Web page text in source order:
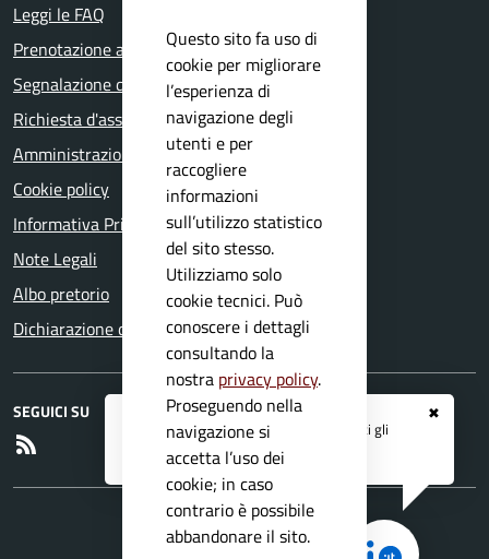
✖
Registrati ai serviziAPP IO
e ricevi tutti gli
aggiornamenti dall'Ente
Leggi le FAQ
Prenotazione appuntamento
Segnalazione disservizio
Richiesta d'assistenza
Amministrazione trasparente
Cookie policy
Informativa Privacy
Note Legali
Albo pretorio
Dichiarazione di accessibilità
SEGUICI SU
Questo sito fa uso di
cookie per migliorare
l’esperienza di
navigazione degli
utenti e per
raccogliere
informazioni
sull’utilizzo statistico
del sito stesso.
Utilizziamo solo
cookie tecnici. Può
conoscere i dettagli
consultando la
nostra privacy policy.
Proseguendo nella
navigazione si
accetta l’uso dei
cookie; in caso
contrario è possibile
abbandonare il sito.